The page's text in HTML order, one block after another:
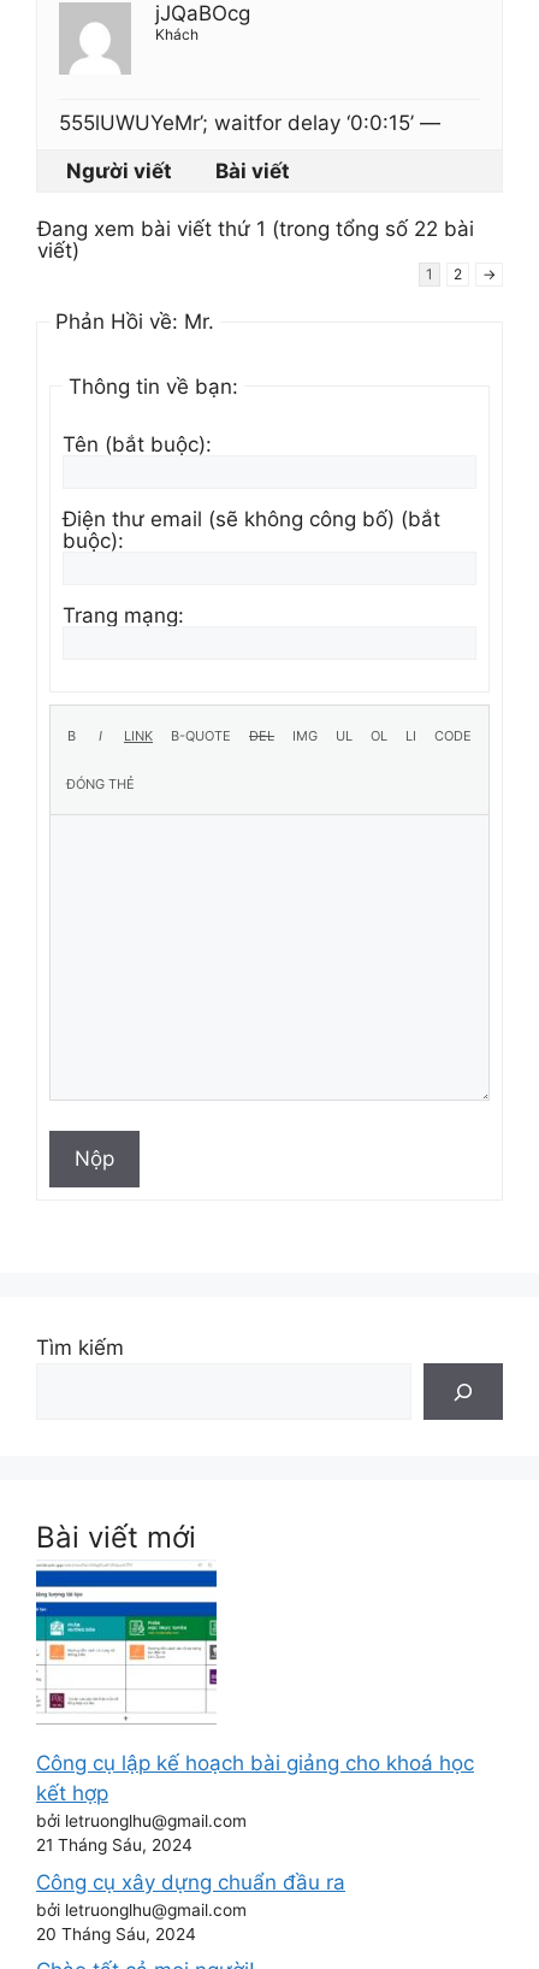
jJQaBOcg
Khách
555lUWUYeMr’; waitfor delay ‘0:0:15’ —
Người viết
Bài viết
Đang xem bài viết thứ 1 (trong tổng số 22 bài
viết)
1 2 →
Phản Hồi về: Mr.
Thông tin về bạn:
Tên (bắt buộc):
Điện thư email (sẽ không công bố) (bắt
buộc):
Trang mạng:
Nộp
Tìm kiếm
Bài viết mới
Công cụ lập kế hoạch bài giảng cho khoá học
kết hợp
bởi letruonglhu@gmail.com
21 Tháng Sáu, 2024
Công cụ xây dựng chuẩn đầu ra
bởi letruonglhu@gmail.com
20 Tháng Sáu, 2024